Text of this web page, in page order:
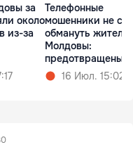
за
около
из-за
Телефонные
мошенники не
обмануть
Молдовы:
предотвращены
попыток
16 Июл. 15:02